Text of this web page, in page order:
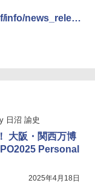
info/news_releas
日沼 諭史
大阪・関西万博
Personal
2025年4月18日